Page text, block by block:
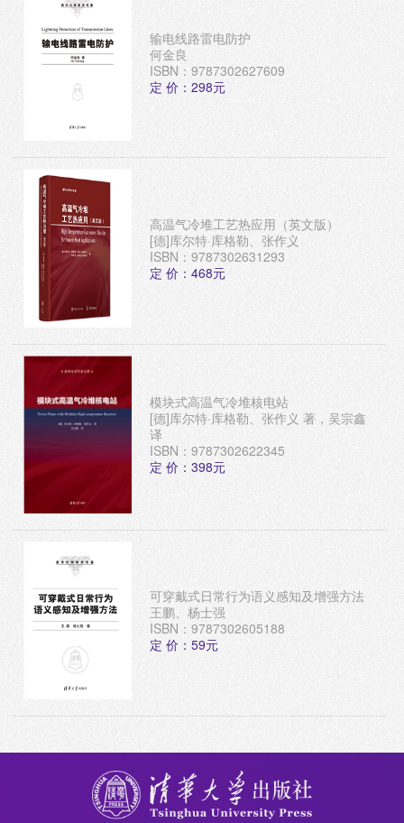
输电线路雷电防护
何金良
ISBN：9787302627609
定 价：298元
高温气冷堆工艺热应用（英文版）
[德]库尔特·库格勒、张作义
ISBN：9787302631293
定 价：468元
模块式高温气冷堆核电站
[德]库尔特·库格勒、张作义 著，吴宗鑫
译
ISBN：9787302622345
定 价：398元
可穿戴式日常行为语义感知及增强方法
王鹏、杨士强
ISBN：9787302605188
定 价：59元